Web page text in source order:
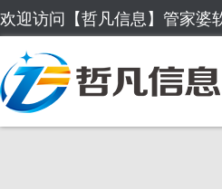
欢迎访问【哲凡信息】管家婆